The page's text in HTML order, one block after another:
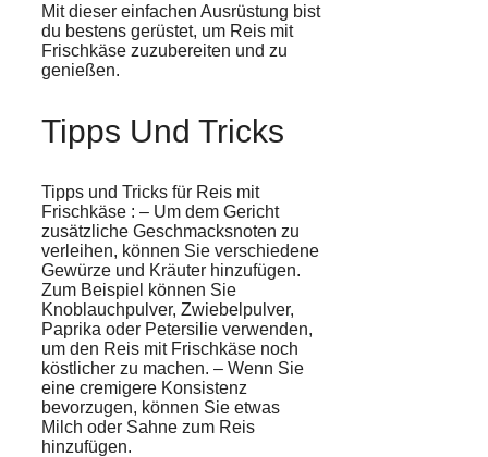
Mit dieser einfachen Ausrüstung bist
du bestens gerüstet, um Reis mit
Frischkäse zuzubereiten und zu
genießen.
Tipps Und Tricks
Tipps und Tricks für Reis mit
Frischkäse : – Um dem Gericht
zusätzliche Geschmacksnoten zu
verleihen, können Sie verschiedene
Gewürze und Kräuter hinzufügen.
Zum Beispiel können Sie
Knoblauchpulver, Zwiebelpulver,
Paprika oder Petersilie verwenden,
um den Reis mit Frischkäse noch
köstlicher zu machen. – Wenn Sie
eine cremigere Konsistenz
bevorzugen, können Sie etwas
Milch oder Sahne zum Reis
hinzufügen.